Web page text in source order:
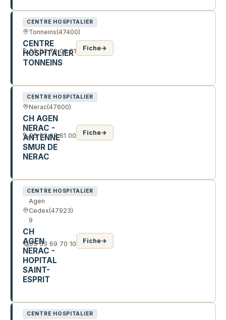
CENTRE HOSPITALIER
Tonneins(47400)
CENTRE
HOSPITALIER
TONNEINS
05 53 79 00 61 Fiche→
CENTRE HOSPITALIER
Nerac(47600)
CH AGEN
NERAC -
ANTENNE
SMUR DE
NERAC
05 53 97 61 00 Fiche→
CENTRE HOSPITALIER
Agen
Cedex
9
(47923)
CH
AGEN
NERAC -
HOPITAL
SAINT-
ESPRIT
05 53 69 70 10 Fiche→
CENTRE HOSPITALIER